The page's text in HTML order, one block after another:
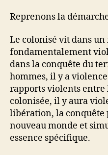
Reprenons la
Le colonisé vit dans un
fondamentalement
dans la conquête du
hommes, il y a
rapports violents entre
colonisée, il y aura
libération, la conquête
nouveau monde et
essence spécifique.